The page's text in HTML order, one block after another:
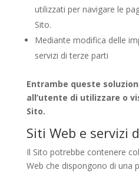
utilizzati per navigare le
Sito.
Mediante modifica delle
servizi di terze parti
Entrambe queste
all’utente di utilizzare o
Sito.
Siti Web e servizi
Il Sito potrebbe contenere
Web che dispongono di una